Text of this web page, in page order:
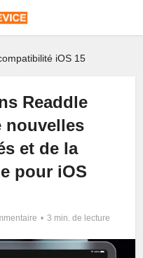
iOS 15
Readdle
nouvelles
et de la
pour iOS
3 min. de lecture